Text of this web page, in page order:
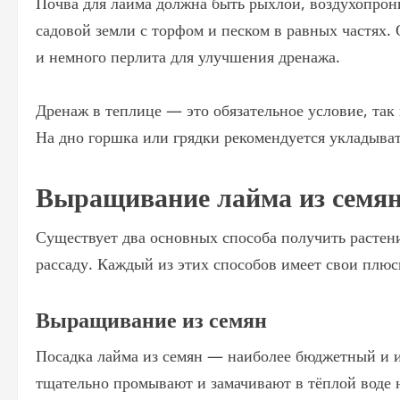
садовой земли с торфом и песком в равных частях.
и немного перлита для улучшения дренажа.
Дренаж в теплице — это обязательное условие,
На дно горшка или грядки рекомендуется
Выращивание лайма из
Существует два основных способа получить
рассаду. Каждый из этих способов имеет свои
Выращивание из семян
Посадка лайма из семян — наиболее бюджетный и
тщательно промывают и замачивают в тёплой воде